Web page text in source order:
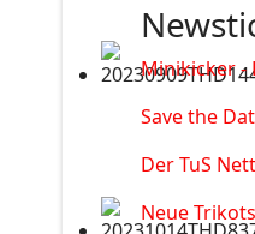
Minikicker -
Save the
Der TuS
Neue